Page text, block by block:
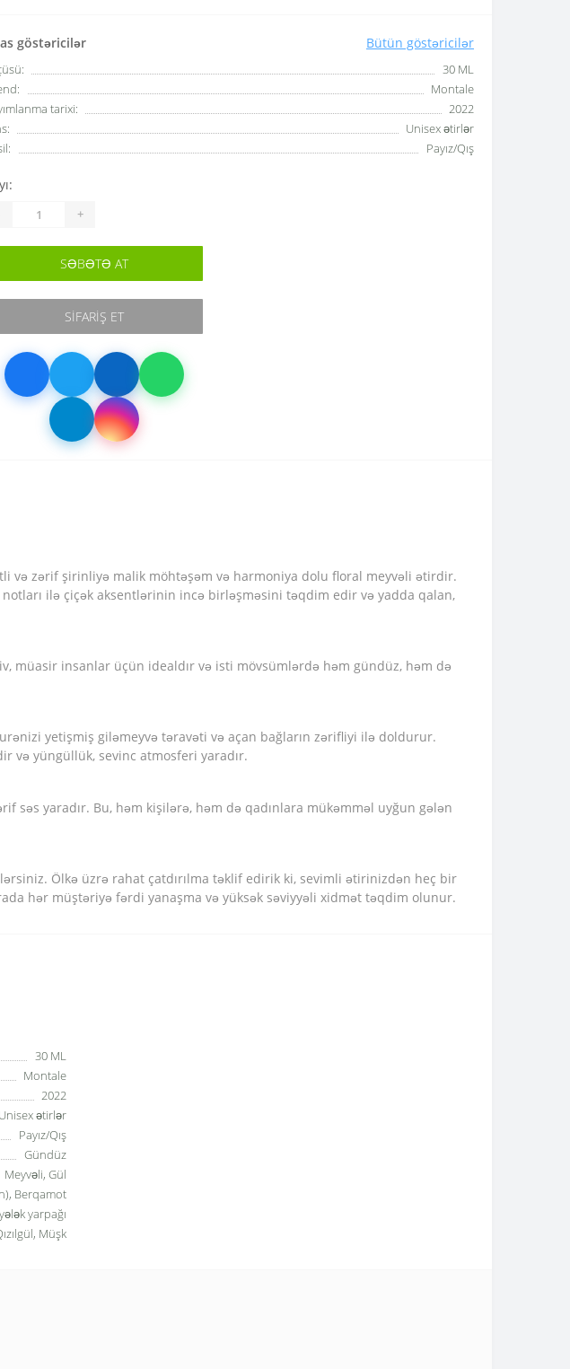
göstəricilər Bütün göstəricilər
30 ML
Montale
tarixi:
2022
Unisex ətirlər
Payız/Qış
+
SƏBƏTƏ AT
SIFARIŞ ET
və zərif şirinliyə malik möhtəşəm və harmoniya dolu floral meyvəli ətirdir.
ilə çiçək aksentlərinin incə birləşməsini təqdim edir və yadda qalan,
insanlar üçün idealdır və isti mövsümlərdə həm gündüz, həm də
yetişmiş giləmeyvə təravəti və açan bağların zərifliyi ilə doldurur.
və yüngüllük, sevinc atmosferi yaradır.
səs yaradır. Bu, həm kişilərə, həm də qadınlara mükəmməl uyğun gələn
Ölkə üzrə rahat çatdırılma təklif edirik ki, sevimli ətirinizdən heç bir
hər müştəriyə fərdi yanaşma və yüksək səviyyəli xidmət təqdim olunur.
30 ML
Montale
2022
Unisex ətirlər
Payız/Qış
Gündüz
Meyvəli, Gül
Berqamot
yarpağı
Müşk